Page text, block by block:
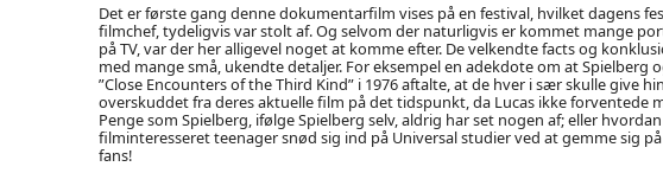
Det er første gang denne dokumentarfilm vises på en festival, hvilket dagens
filmchef, tydeligvis var stolt af. Og selvom der naturligvis er kommet mange
på TV, var der her alligevel noget at komme efter. De velkendte facts og
med mange små, ukendte detaljer. For eksempel en adekdote om at Spielberg
”Close Encounters of the Third Kind” i 1976 aftalte, at de hver i sær skulle give
overskuddet fra deres aktuelle film på det tidspunkt, da Lucas ikke forventede
Penge som Spielberg, ifølge Spielberg selv, aldrig har set nogen af; eller
filminteresseret teenager snød sig ind på Universal studier ved at gemme sig
fans!